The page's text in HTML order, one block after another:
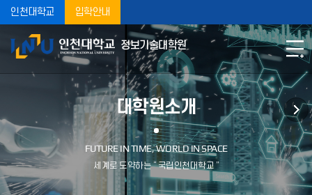
인천대학교 입학안내
정보기술대학원
대학원소개